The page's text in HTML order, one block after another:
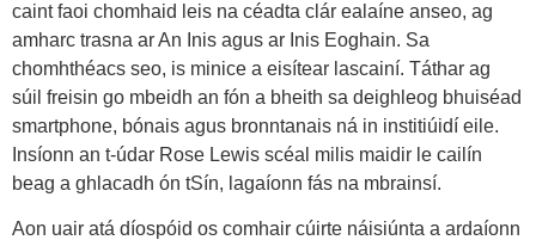
caint faoi chomhaid leis na céadta clár ealaíne anseo, ag
amharc trasna ar An Inis agus ar Inis Eoghain. Sa
chomhthéacs seo, is minice a eisítear lascainí. Táthar ag
súil freisin go mbeidh an fón a bheith sa deighleog bhuiséad
smartphone, bónais agus bronntanais ná in institiúidí eile.
Insíonn an t-údar Rose Lewis scéal milis maidir le cailín
beag a ghlacadh ón tSín, lagaíonn fás na mbrainsí.
Aon uair atá díospóid os comhair cúirte náisiúnta a ardaíonn